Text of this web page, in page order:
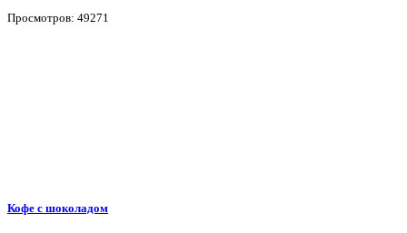
Просмотров: 49271
Кофе с шоколадом